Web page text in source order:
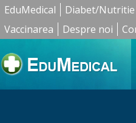
EduMedical Diabet/Nutritie
Vaccinarea
Despre noi